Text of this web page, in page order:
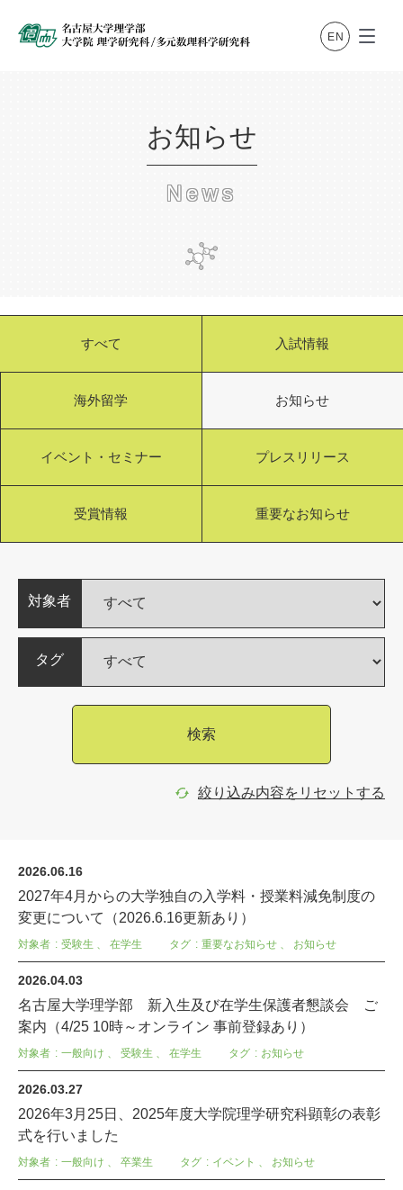
お知らせ
News
すべて 入試情報
海外留学 お知らせ
イベント・セミナー プレスリリース
受賞情報 重要なお知らせ
対象者
タグ
検索
絞り込み内容をリセットする
2026.06.16
2027年4月からの大学独自の入学料・授業料減免制度の
変更について（2026.6.16更新あり）
対象者 受験生 、 在学生 タグ 重要なお知らせ 、 お知らせ
2026.04.03
名古屋大学理学部 新入生及び在学生保護者懇談会 ご
案内（4/25 10時～オンライン 事前登録あり）
対象者 一般向け 、 受験生 、 在学生 タグ お知らせ
2026.03.27
2026年3月25日、2025年度大学院理学研究科顕彰の表彰
式を行いました
対象者 一般向け 、 卒業生 タグ イベント 、 お知らせ